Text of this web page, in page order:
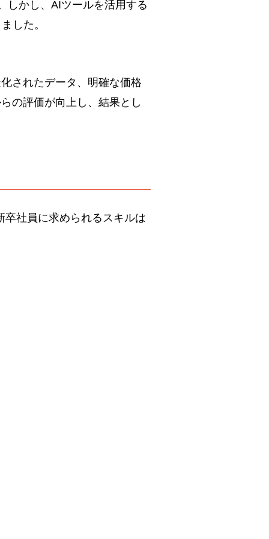
しかし、AIツールを活用する
した。
されたデータ、明確な価格
の評価が向上し、結果とし
社員に求められるスキルは